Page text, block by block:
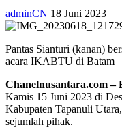
adminCN 18 Juni 2023
Pantas Sianturi (kanan)
acara IKABTU di Batam
Chanelnusantara.com –
Kamis 15 Juni 2023 di
Kabupaten Tapanuli
sejumlah pihak.